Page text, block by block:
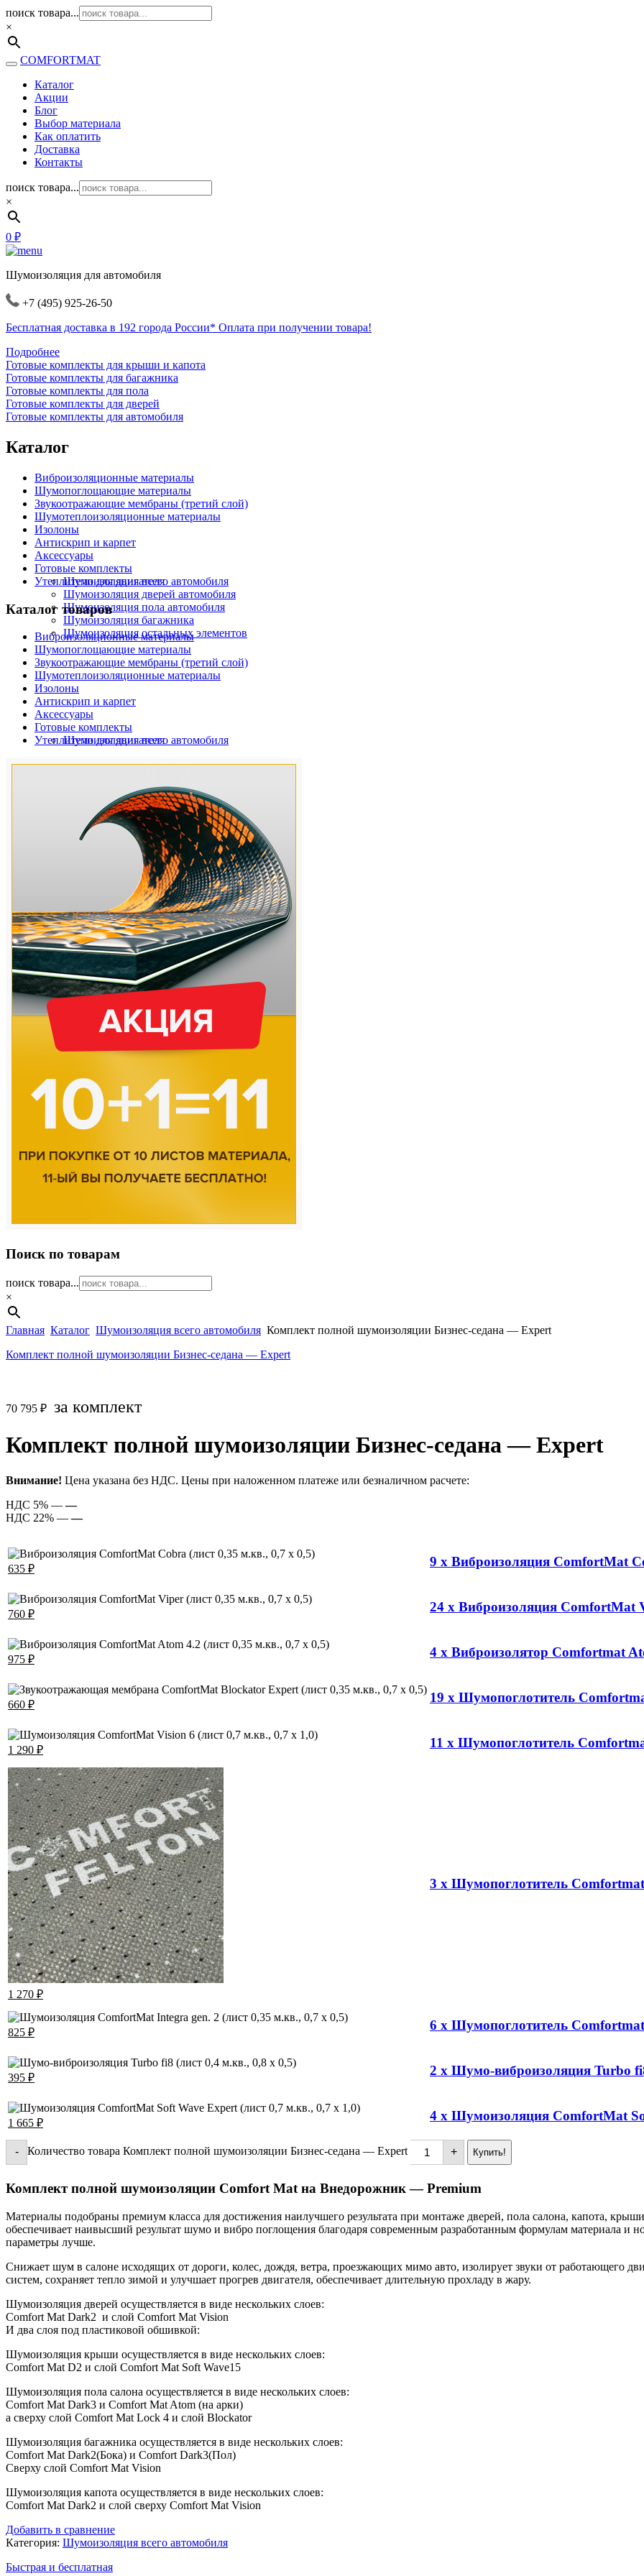
поиск товара...
×
COMFORTMAT
Каталог
Акции
Блог
Выбор материала
Как оплатить
Доставка
Контакты
поиск товара...
×
0 ₽
Шумоизоляция для автомобиля
+7 (495) 925-26-50
Бесплатная доставка в 192 города России* Оплата при получении товара!
Подробнее
Готовые комплекты для крыши и капота
Готовые комплекты для багажника
Готовые комплекты для пола
Готовые комплекты для дверей
Готовые комплекты для автомобиля
Каталог
Виброизоляционные материалы
Шумопоглощающие материалы
Звукоотражающие мембраны (третий слой)
Шумотеплоизоляционные материалы
Изолоны
Антискрип и карпет
Аксессуары
Готовые комплекты
Шумоизоляция всего автомобиля
Шумоизоляция дверей автомобиля
Шумоизоляция пола автомобиля
Шумоизоляция багажника
Шумоизоляция остальных элементов
Утеплители для двигателя
Каталог товаров
Виброизоляционные материалы
Шумопоглощающие материалы
Звукоотражающие мембраны (третий слой)
Шумотеплоизоляционные материалы
Изолоны
Антискрип и карпет
Аксессуары
Готовые комплекты
Шумоизоляция всего автомобиля
Шумоизоляция пола автомобиля
Шумоизоляция остальных элементов
Утеплители для двигателя
Поиск по товарам
поиск товара...
×
Главная Каталог Шумоизоляция всего автомобиля Комплект полной шумоизоляции Бизнес-седана — Expert
Комплект полной шумоизоляции Бизнес-седана — Expert
70 795 ₽ за комплект
Комплект полной шумоизоляции Бизнес-седана — Expert
Внимание! Цена указана без НДС. Цены при наложенном платеже или безналичном расчете:
НДС 5% ——
НДС 22% ——
635 ₽ 9 x Виброизоляция ComfortMat
760 ₽ 24 x Виброизоляция ComfortMat
975 ₽ 4 x Виброизолятор Comfortmat
660 ₽ 19 x Шумопоглотитель
1 290 ₽ 11 x Шумопоглотитель
1 270 ₽
3 x Шумопоглотитель
825 ₽ 6 x Шумопоглотитель
395 ₽ 2 x Шумо-виброизоляция Turbo
1 665 ₽ 4 x Шумоизоляция ComfortMat
- Количество товара Комплект полной шумоизоляции Бизнес-седана — Expert + Купить!
Комплект полной шумоизоляции Comfort Mat на Внедорожник — Premium
Материалы подобраны премиум класса для достижения наилучшего результата при монтаже дверей, пола салона, капота,
обеспечивает наивысший результат шумо и вибро поглощения благодаря современным разработанным формулам материала и
параметры лучше.
Снижает шум в салоне исходящих от дороги, колес, дождя, ветра, проезжающих мимо авто, изолирует звуки от работающего
систем, сохраняет тепло зимой и улучшает прогрев двигателя, обеспечивает длительную прохладу в жару.
Шумоизоляция дверей осуществляется в виде нескольких слоев:
Comfort Mat Dark2 и слой Comfort Mat Vision
И два слоя под пластиковой обшивкой:
Шумоизоляция крыши осуществляется в виде нескольких слоев:
Comfort Mat D2 и слой Comfort Mat Soft Wave15
Шумоизоляция пола салона осуществляется в виде нескольких слоев:
Comfort Mat Dark3 и Comfort Mat Atom (на арки)
а сверху слой Comfort Mat Lock 4 и слой Blockator
Шумоизоляция багажника осуществляется в виде нескольких слоев:
Comfort Mat Dark2(Бока) и Comfort Dark3(Пол)
Сверху слой Comfort Mat Vision
Шумоизоляция капота осуществляется в виде нескольких слоев:
Comfort Mat Dark2 и слой сверху Comfort Mat Vision
Добавить в сравнение
Категория: Шумоизоляция всего автомобиля
Быстрая и бесплатная